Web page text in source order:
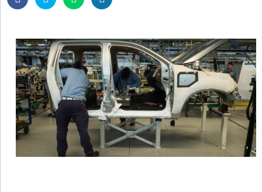
PROVINCIALES
REGIONALES
ESPECTÁCULOS
INTERNACIONALES
• SUPLEMENTOS
• SERVICIOS